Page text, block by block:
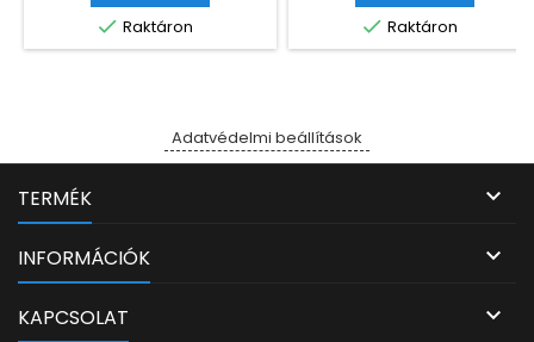
Gamer
 Raktáron  Raktáron
Adatvédelmi beállítások
TERMÉK 
INFORMÁCIÓK 
KAPCSOLAT 